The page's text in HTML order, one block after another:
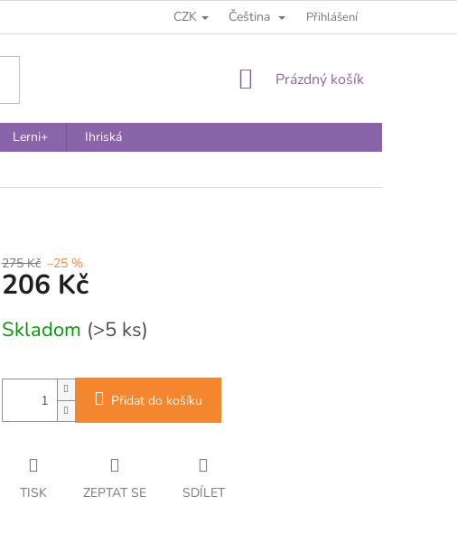
CZK Čeština Přihlášení
NÁKUPNÍ
Prázdný košík
Lerni+
Ihriská
275 Kč –25 %
206 Kč
cena:
Skladom (>5 ks)
Přidat do košíku
TISK ZEPTAT SE SDÍLET